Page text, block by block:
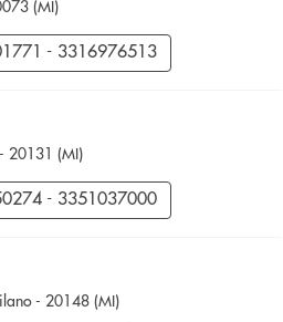
(MI)
- 3316976513
20131 (MI)
- 3351037000
- 20148 (MI)